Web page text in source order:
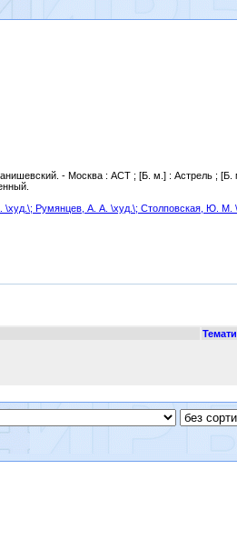
- Москва : АСТ ; [Б. м.] : Астрель ;
\худ.\; Румянцев, А. А. \худ.\; Столповская, Ю. М.